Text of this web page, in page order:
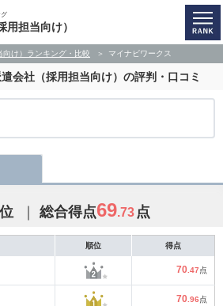
グ
用担当向け）
け）ランキング・比較 マイナビワークス
遣会社（採用担当向け）の評判・口コミ
位 総合得点69.73 点
順位 得点
70 .47点
70 .96点